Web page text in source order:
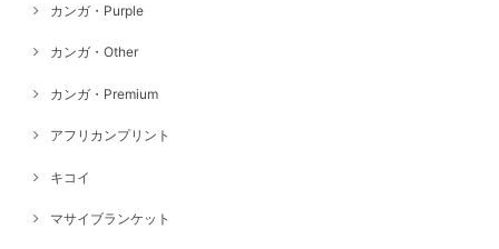
カンガ・Purple
カンガ・Other
カンガ・Premium
アフリカンプリント
キコイ
マサイブランケット